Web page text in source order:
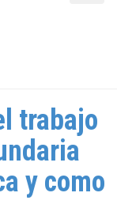
trabajo
y como